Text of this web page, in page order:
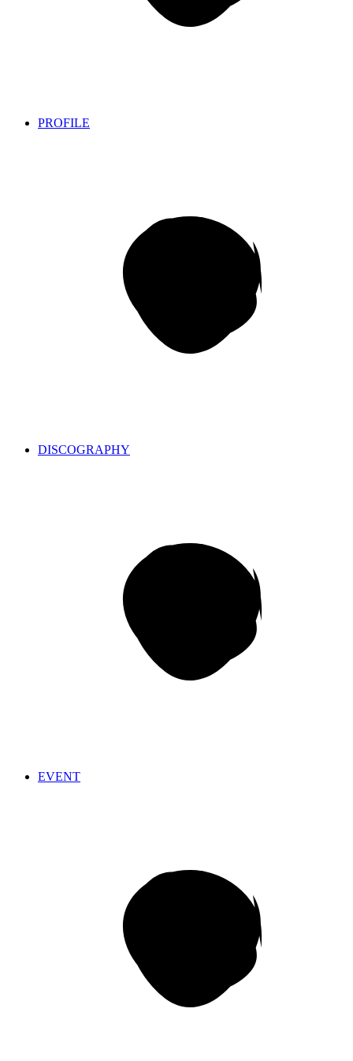
PROFILE
DISCOGRAPHY
EVENT